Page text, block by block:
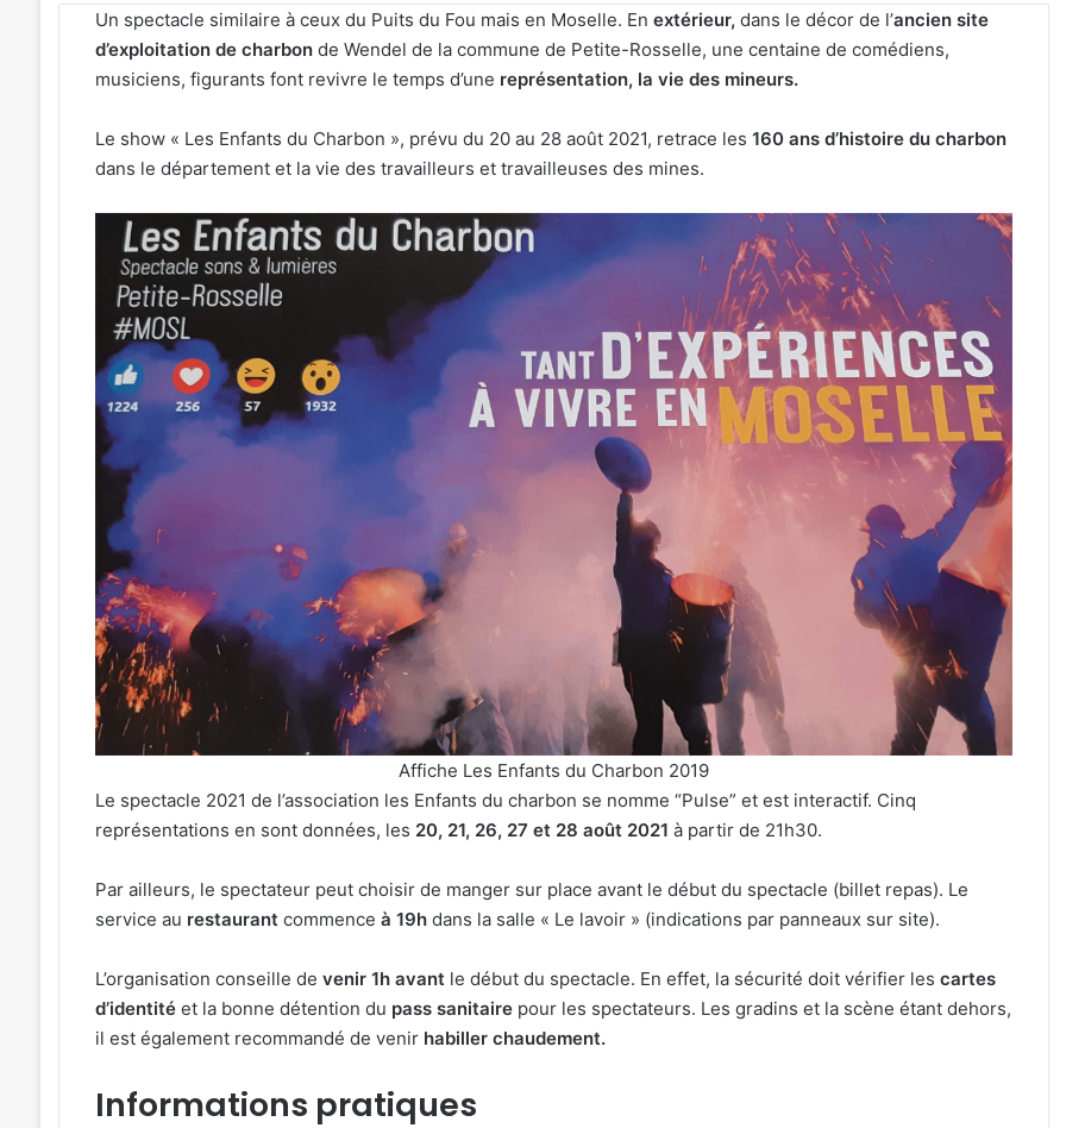
Un spectacle similaire à ceux du Puits du Fou mais en Moselle. En extérieur, dans le décor de l’ancien site
d’exploitation de charbonde Wendel de la commune de Petite-Rosselle, une centaine de comédiens,
musiciens, figurants font revivre le temps d’une représentation, la vie des mineurs.
Le show « Les Enfants du Charbon », prévu du 20 au 28 août 2021, retrace les 160 ans d’histoire du charbon
dans le département et la vie des travailleurs et travailleuses des mines.
Affiche Les Enfants du Charbon 2019
Le spectacle 2021 de l’association les Enfants du charbon se nomme “Pulse” et est interactif. Cinq
représentations en sont données, les 20, 21, 26, 27 et 28 août 2021 à partir de 21h30.
Par ailleurs, le spectateur peut choisir de manger sur place avant le début du spectacle (billet repas). Le
service au restaurantcommence à 19hdans la salle « Le lavoir » (indications par panneaux sur site).
L’organisation conseille de venir 1h avantle début du spectacle. En effet, la sécurité doit vérifier les cartes
d’identité et la bonne détention du pass sanitairepour les spectateurs. Les gradins et la scène étant dehors,
il est également recommandé de venir habiller chaudement.
Informations pratiques
concerts prévues à Ars-
du 7 au 28 août 2026
Metz
cinéma
plein
air
au
Plan
d’Eau
4 août 2026
Metz : J-1 avant le cinéma plein
air au Plan d’Eau
Un
festival
de
musique
parc
archéologique
de
Bliesbruck
les
août
Un festival de musique celte
organisé au parc
de Bliesbruck les 7 et 8 août